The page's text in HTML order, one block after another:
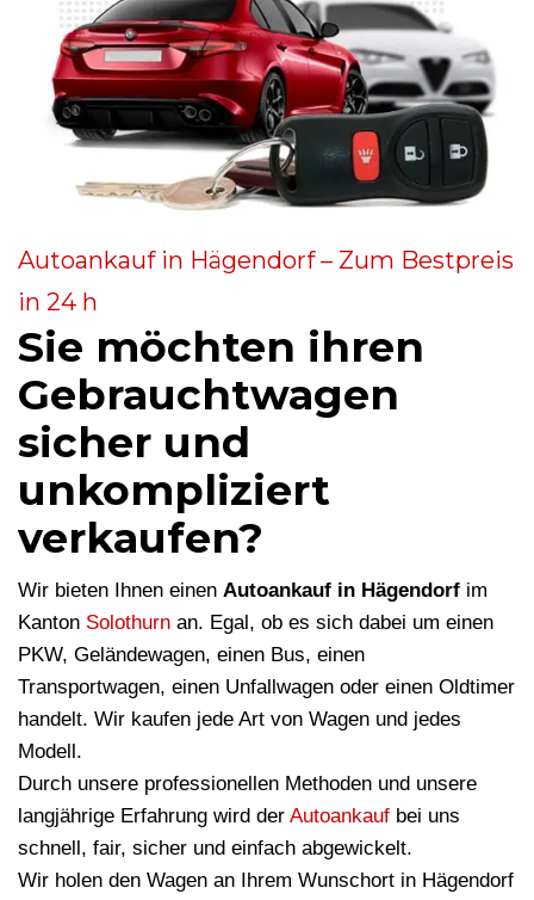
Autoankauf in Hägendorf – Zum Bestpreis
in 24 h
Sie möchten ihren
Gebrauchtwagen
sicher und
unkompliziert
verkaufen?
Wir bieten Ihnen einen Autoankauf in Hägendorf im
Kanton Solothurn an. Egal, ob es sich dabei um einen
PKW, Geländewagen, einen Bus, einen
Transportwagen, einen Unfallwagen oder einen Oldtimer
handelt. Wir kaufen jede Art von Wagen und jedes
Modell.
Durch unsere professionellen Methoden und unsere
langjährige Erfahrung wird der Autoankauf bei uns
schnell, fair, sicher und einfach abgewickelt.
Wir holen den Wagen an Ihrem Wunschort in Hägendorf